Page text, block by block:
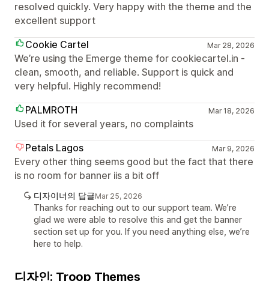
resolved quickly. Very happy with the theme and the
excellent support
Cookie Cartel
Mar 28, 2026
We’re using the Emerge theme for cookiecartel.in -
clean, smooth, and reliable. Support is quick and
very helpful. Highly recommend!
PALMROTH
Mar 18, 2026
Used it for several years, no complaints
Petals Lagos
Mar 9, 2026
Every other thing seems good but the fact that there
is no room for banner iis a bit off
디자이너의 답글Mar 25, 2026
Thanks for reaching out to our support team. We’re
glad we were able to resolve this and get the banner
section set up for you. If you need anything else, we’re
here to help.
디자인: Troop Themes